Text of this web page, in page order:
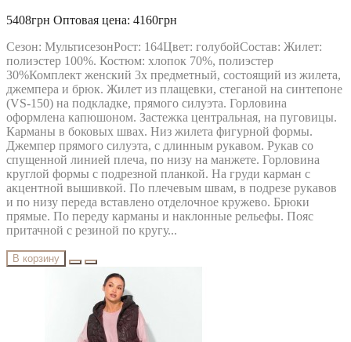
5408грн Оптовая цена: 4160грн
Сезон: МультисезонРост: 164Цвет: голубойСостав: Жилет:
полиэстер 100%. Костюм: хлопок 70%, полиэстер
30%Комплект женский 3х предметный, состоящий из жилета,
джемпера и брюк. Жилет из плащевки, стеганой на синтепоне
(VS-150) на подкладке, прямого силуэта. Горловина
оформлена капюшоном. Застежка центральная, на пуговицы.
Карманы в боковых швах. Низ жилета фигурной формы.
Джемпер прямого силуэта, с длинным рукавом. Рукав со
спущенной линией плеча, по низу на манжете. Горловина
круглой формы с подрезной планкой. На груди карман с
акцентной вышивкой. По плечевым швам, в подрезе рукавов
и по низу переда вставлено отделочное кружево. Брюки
прямые. По переду карманы и наклонные рельефы. Пояс
притачной с резиной по кругу...
В корзину